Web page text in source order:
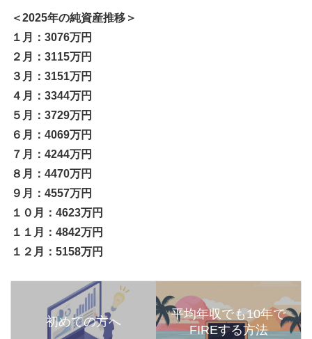
＜2025年の純資産推移＞
１月：3076万円
２月：3115万円
３月：3151万円
４月：3344万円
５月：3729万円
６月：4069万円
７月：4244万円
８月：4470万円
９月：4557万円
１０月：4623万円
１１月：4842万円
１２月：5158万円
初めての方へ
平均年収でも10年で
FIREする方法